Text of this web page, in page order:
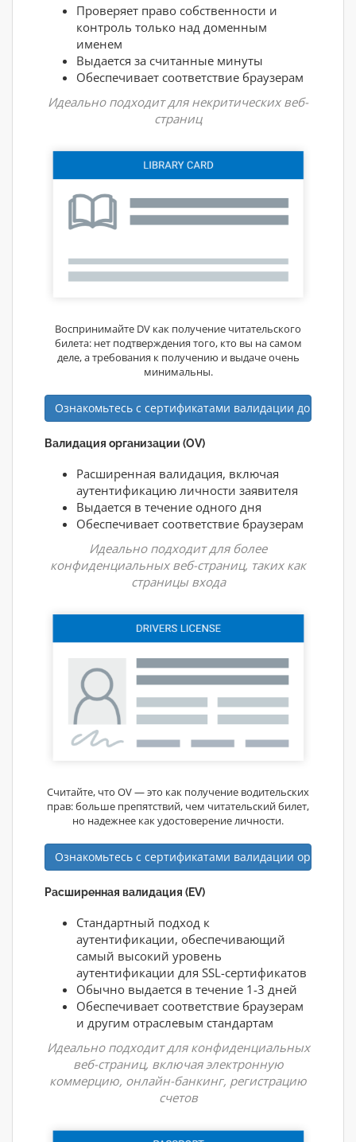
Проверяет право собственности и
контроль только над доменным
именем
Выдается за считанные минуты
Обеспечивает соответствие браузерам
Идеально подходит для некритических веб-
страниц
Воспринимайте DV как получение читательского
билета: нет подтверждения того, кто вы на самом
деле, а требования к получению и выдаче очень
минимальны.
Ознакомьтесь с сертификатами валидации доменов
Валидация организации (OV)
Расширенная валидация, включая
аутентификацию личности заявителя
Выдается в течение одного дня
Обеспечивает соответствие браузерам
Идеально подходит для более
конфиденциальных веб-страниц, таких как
страницы входа
Считайте, что OV — это как получение водительских
прав: больше препятствий, чем читательский билет,
но надежнее как удостоверение личности.
Ознакомьтесь с сертификатами валидации
Расширенная валидация (EV)
Стандартный подход к
аутентификации, обеспечивающий
самый высокий уровень
аутентификации для SSL-сертификатов
Обычно выдается в течение 1-3 дней
Обеспечивает соответствие браузерам
и другим отраслевым стандартам
Идеально подходит для конфиденциальных
веб-страниц, включая электронную
коммерцию, онлайн-банкинг, регистрацию
счетов